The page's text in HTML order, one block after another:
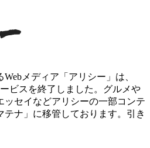
メディア「アリシー」は、
ビスを終了しました。グルメや
ッセイなどアリシーの一部コンテ
テナ」に移管しております。引き